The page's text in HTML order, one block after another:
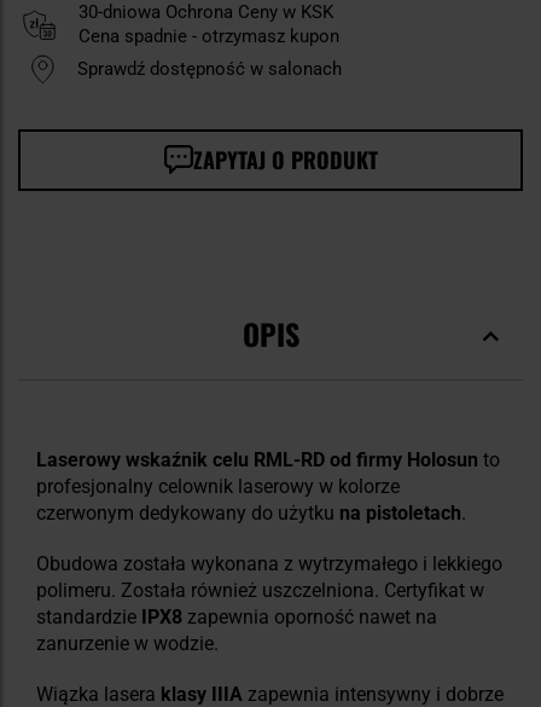
30-dniowa Ochrona Ceny w KSK
Cena spadnie - otrzymasz kupon
Sprawdź dostępność w salonach
ZAPYTAJ O PRODUKT
OPIS
Laserowy wskaźnik celu RML-RD od firmy Holosun to
profesjonalny celownik laserowy w kolorze
czerwonym dedykowany do użytku na pistoletach.
Obudowa została wykonana z wytrzymałego i lekkiego
polimeru. Została również uszczelniona. Certyfikat w
standardzie
IPX8 zapewnia oporność nawet na
zanurzenie w wodzie.
Wiązka lasera klasy IIIA zapewnia intensywny i dobrze